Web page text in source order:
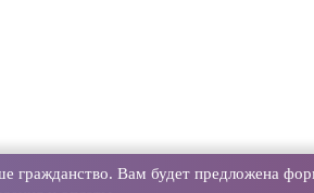
гражданство. Вам будет предложена